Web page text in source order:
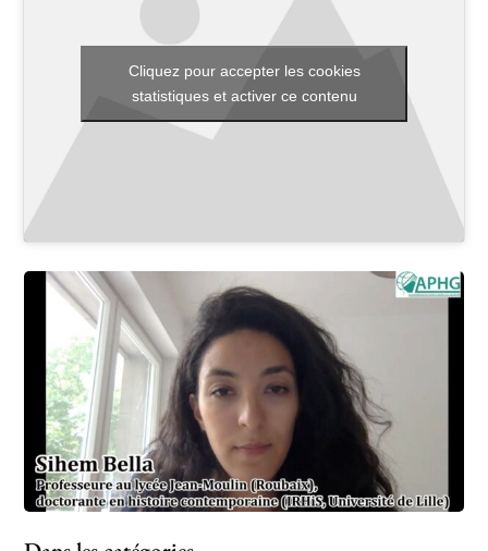
Conférences, tables rondes
Critique d’ouvrages publiés
Cliquez pour accepter les cookies
statistiques et activer ce contenu